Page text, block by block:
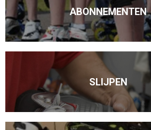
ABONNEMENTEN
SLIJPEN